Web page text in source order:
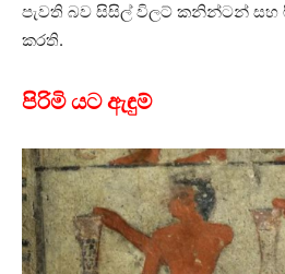
පැවති බව සිසිල් විලට් කනින්ටන්
කරති.
පිරිමි යට ඇඳුම්